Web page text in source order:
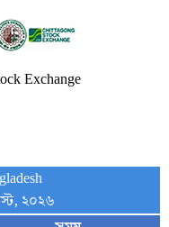
Exchange
২০২৬